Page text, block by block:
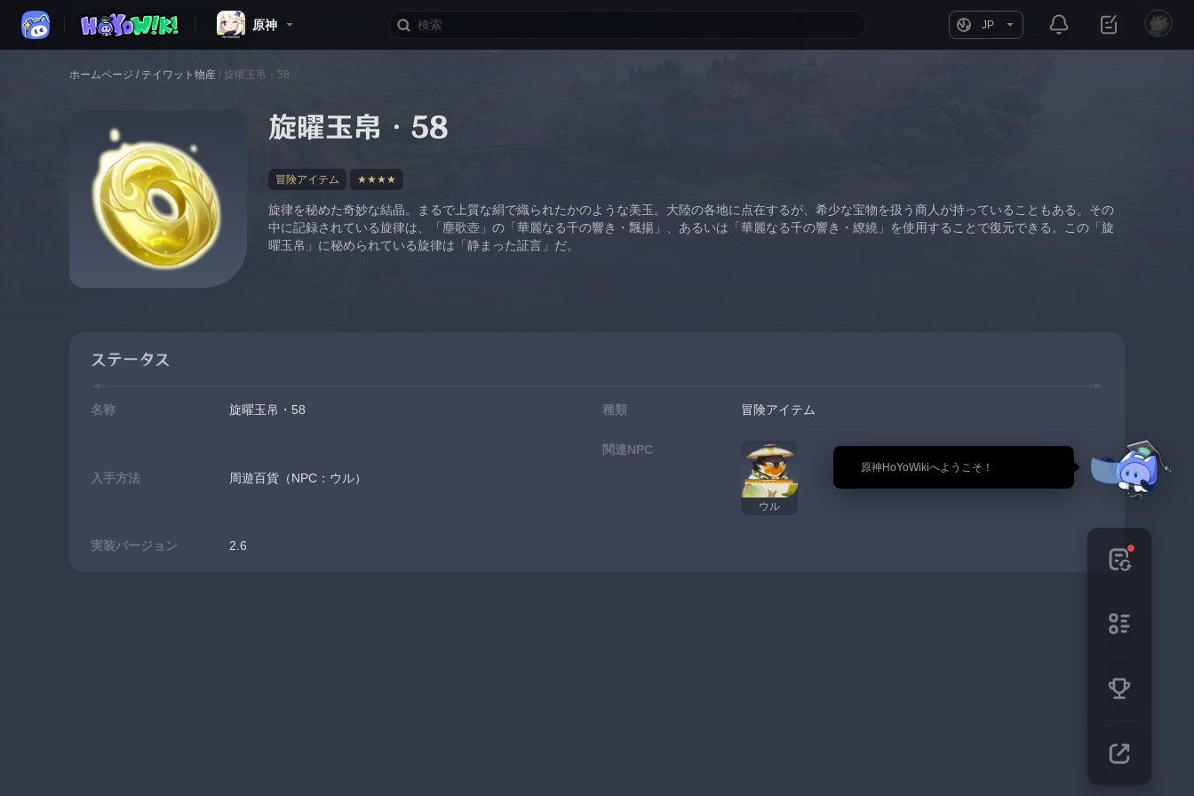
原神 JP
🎉 原神HoYoWikiへようこそ！
ホームページ / テイワット物産 / 旋曜玉帛・58
旋曜玉帛・58
冒険アイテム ★★★★
旋律を秘めた奇妙な結晶。まるで上質な絹で織られたかのような美玉。大陸の各地に点在するが、希少な宝物を扱う商人が持っていることもある。その
中に記録されている旋律は、「塵歌壺」の「華麗なる千の響き・飄揚」、あるいは「華麗なる千の響き・繚繞」を使用することで復元できる。この「旋
曜玉帛」に秘められている旋律は「静まった証言」だ。
ステータス
名称 旋曜玉帛・58 種類 冒険アイテム
入手方法 周遊百貨（NPC：ウル）
関連NPC
ウル
実装バージョン 2.6